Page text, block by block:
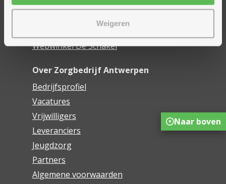
Weigeren
Webwinkel De Schakel
Over Zorgbedrijf Antwerpen
Bedrijfsprofiel
Vacatures
Vrijwilligers
Leveranciers
Jeugdzorg
Partners
Algemene voorwaarden
Naar boven